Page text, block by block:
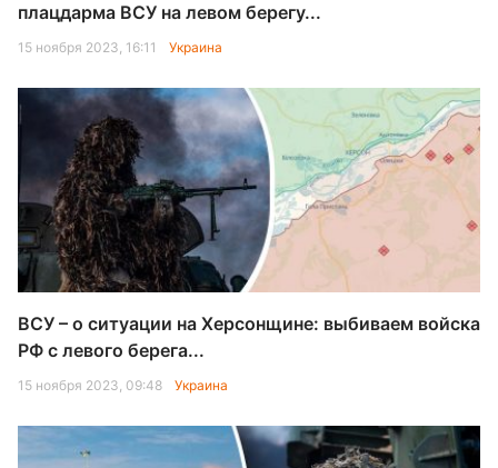
плацдарма ВСУ на левом берегу...
15 ноября 2023, 16:11 Украина
ВСУ – о ситуации на Херсонщине: выбиваем войска
РФ с левого берега...
15 ноября 2023, 09:48 Украина